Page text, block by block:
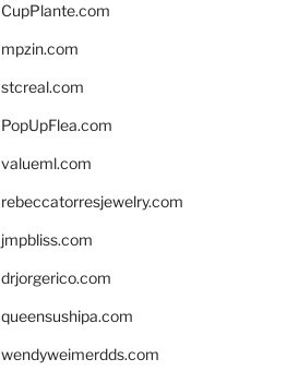
CupPlante.com
mpzin.com
stcreal.com
PopUpFlea.com
valueml.com
rebeccatorresjewelry.com
jmpbliss.com
drjorgerico.com
queensushipa.com
wendyweimerdds.com